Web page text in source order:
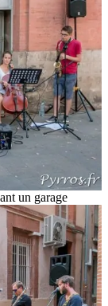
un garage